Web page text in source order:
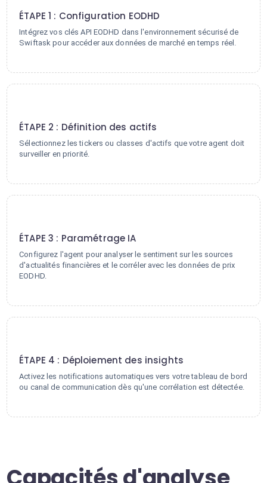
ÉTAPE 1 : Configuration EODHD
Intégrez vos clés API EODHD dans l'environnement sécurisé de
Swiftask pour accéder aux données de marché en temps réel.
ÉTAPE 2 : Définition des actifs
Sélectionnez les tickers ou classes d'actifs que votre agent doit
surveiller en priorité.
ÉTAPE 3 : Paramétrage IA
Configurez l'agent pour analyser le sentiment sur les sources
d'actualités financières et le corréler avec les données de prix
EODHD.
ÉTAPE 4 : Déploiement des insights
Activez les notifications automatiques vers votre tableau de bord
ou canal de communication dès qu'une corrélation est détectée.